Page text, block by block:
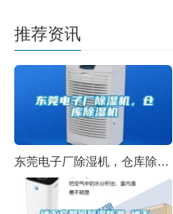
推荐资讯
东莞电子厂除湿机，仓库除湿机